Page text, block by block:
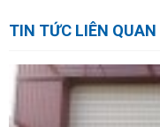
TIN TỨC LIÊN QUAN